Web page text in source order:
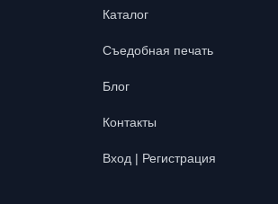
Каталог
Съедобная печать
Блог
Контакты
Вход | Регистрация